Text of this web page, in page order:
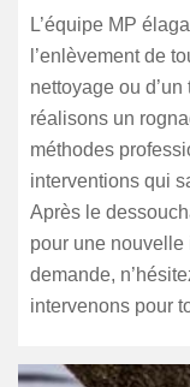
L’équipe MP
l’enlèvement de
nettoyage ou
réalisons un
méthodes
interventions qui
Après le
pour une nouvelle
demande,
intervenons pour